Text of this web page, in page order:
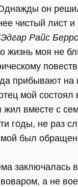
он
чистый лист и
Эдгар Райс
жизнь моя не
прибывают на
мой
жил вместе с
годы, не раз
был
заключалась
а не